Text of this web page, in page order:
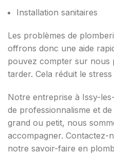
Installation sanitaires
Les problèmes de
offrons donc une aide
pouvez compter sur nous
tarder. Cela réduit le stress
Notre entreprise à Issy-
de professionnalisme et
grand ou petit, nous
accompagner. Contactez-
notre savoir-faire en